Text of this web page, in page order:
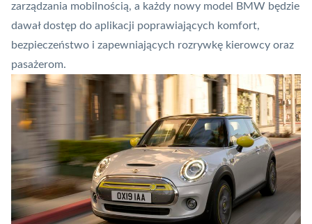
zarządzania mobilnością, a każdy nowy model BMW będzie
dawał dostęp do aplikacji poprawiających komfort,
bezpieczeństwo i zapewniających rozrywkę kierowcy oraz
pasażerom.